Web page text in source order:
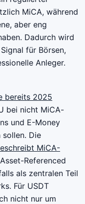
MiCA, während
aber eng
Dadurch wird
für Börsen,
Anleger.
bereits 2025
bei nicht MiCA-
und E-Money
sollen. Die
MiCA-
Referenced
als zentralen Teil
Für USDT
nicht nur um